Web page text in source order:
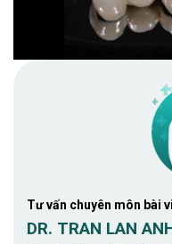
Tư vấn chuyên môn bài
DR. TRAN LAN